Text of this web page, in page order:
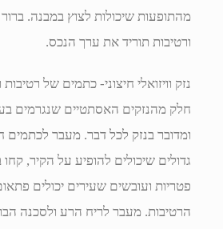
מהתופעות שיכולות לצוץ במבנה.
ורטיבות תוריד את ערך הנכס.
נזק וויזואלי חיצוני- כתמים של
חלק מהנזקים האסתטיים שנגרמים
ומדובר בנזק לכל דבר. מעבר לכתמים
גדולים שיכולים להופיע על הקיר,
פטריות ועובשים שעירים יכולים
הרטיבות. מעבר לריח הרע ולסכנה